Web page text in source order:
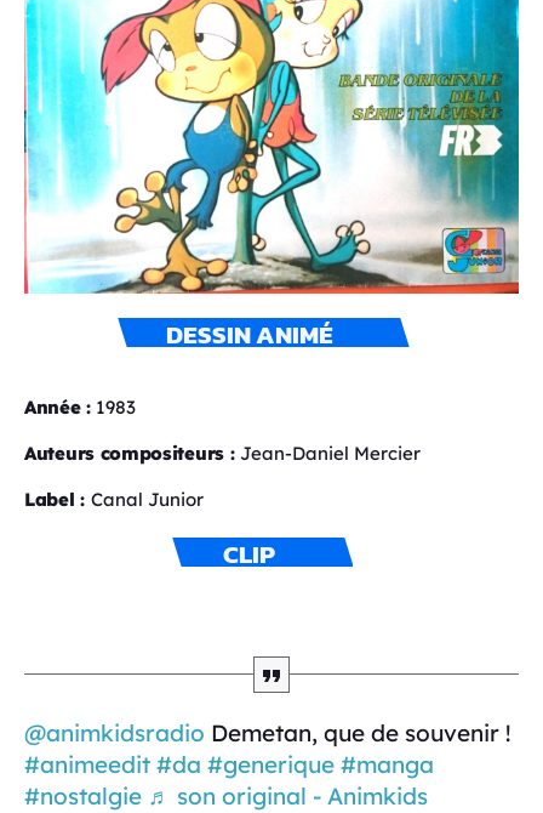
DESSIN ANIMÉ
Année : 1983
Auteurs compositeurs : Jean-Daniel Mercier
Label : Canal Junior
CLIP
@animkidsradio Demetan, que de souvenir !
#animeedit #da #generique #manga
#nostalgie ♬ son original - Animkids